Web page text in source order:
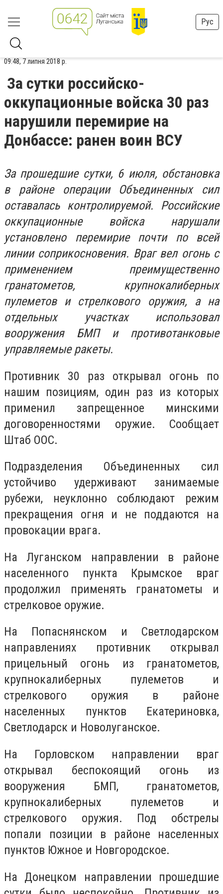
Рус
09:48, 7 липня 2018 р.
За сутки российско-
оккупационные войска 30 раз
нарушили перемирие на
Донбассе: ранен воин ВСУ
За прошедшие сутки, 6 июля, обстановка
в районе операции Объединенных сил
оставалась контролируемой. Российские
оккупационные войска нарушали
установлено перемирие почти по всей
линии соприкосновения. Враг вел огонь с
применением преимущественно
гранатометов, крупнокалиберных
пулеметов и стрелкового оружия, а на
отдельных участках использовал
вооружения БМП и противотанковые
управляемые ракеты.
Противник 30 раз открывал огонь по
нашим позициям, один раз из которых
применил запрещенное минскими
договоренностями оружие. Сообщает
Штаб ООС.
Подразделения Объединенных сил
устойчиво удерживают занимаемые
рубежи, неуклонно соблюдают режим
прекращения огня и не поддаются на
провокации врага.
На Луганском направлении в районе
населенного пункта Крымское враг
продолжил применять гранатометы и
стрелковое оружие.
На Попаснянском и Светлодарском
направлениях противник открывал
прицельный огонь из гранатометов,
крупнокалиберных пулеметов и
стрелкового оружия в районе
населенных пунктов Екатериновка,
Светлодарск и Новолуганское.
На Горловском направлении враг
открывал беспокоящий огонь из
вооружения БМП, гранатометов,
крупнокалиберных пулеметов и
стрелкового оружия. Под обстрелы
попали позиции в районе населенных
пунктов Южное и Новгородское.
На Донецком направлении прошедшие